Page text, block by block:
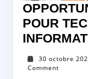
POUR
30 octobre
Comment